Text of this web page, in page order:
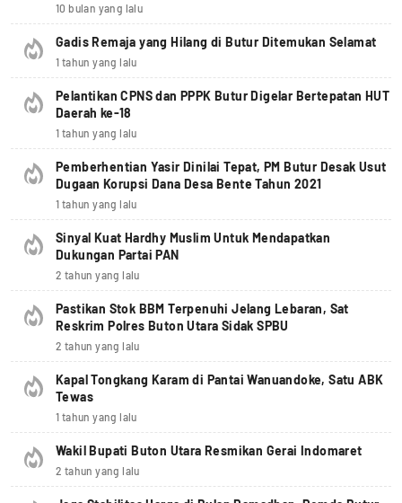
10 bulan yang lalu
Gadis Remaja yang Hilang di Butur Ditemukan Selamat
1 tahun yang lalu
Pelantikan CPNS dan PPPK Butur Digelar Bertepatan HUT
Daerah ke-18
1 tahun yang lalu
Pemberhentian Yasir Dinilai Tepat, PM Butur Desak Usut
Dugaan Korupsi Dana Desa Bente Tahun 2021
1 tahun yang lalu
Sinyal Kuat Hardhy Muslim Untuk Mendapatkan
Dukungan Partai PAN
2 tahun yang lalu
Pastikan Stok BBM Terpenuhi Jelang Lebaran, Sat
Reskrim Polres Buton Utara Sidak SPBU
2 tahun yang lalu
Kapal Tongkang Karam di Pantai Wanuandoke, Satu ABK
Tewas
1 tahun yang lalu
Wakil Bupati Buton Utara Resmikan Gerai Indomaret
2 tahun yang lalu